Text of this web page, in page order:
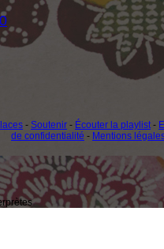
- Soutenir - Écouter la playlist-
de confidentialité - Mentions